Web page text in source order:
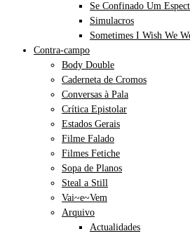
Se Confinado Um
Simulacros
Sometimes I Wish We
Contra-campo
Body Double
Caderneta de Cromos
Conversas à Pala
Crítica Epistolar
Estados Gerais
Filme Falado
Filmes Fetiche
Sopa de Planos
Steal a Still
Vai~e~Vem
Arquivo
Actualidades